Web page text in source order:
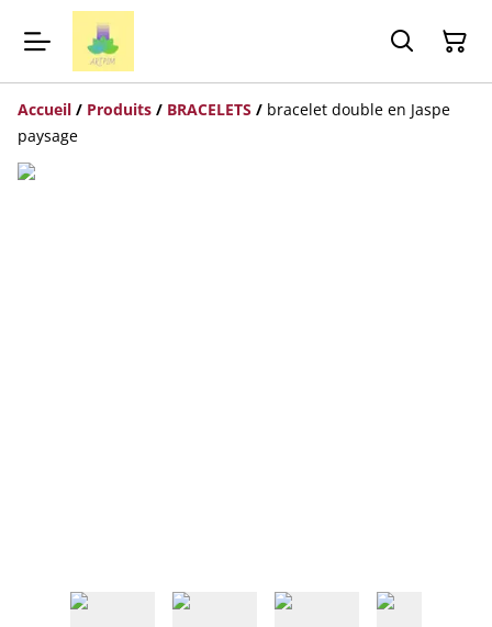
Accueil / Produits / BRACELETS / bracelet double en Jaspe
paysage